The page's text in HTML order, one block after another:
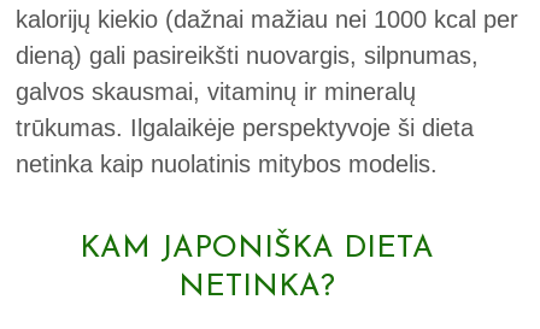
kalorijų kiekio (dažnai mažiau nei 1000 kcal per
dieną) gali pasireikšti nuovargis, silpnumas,
galvos skausmai, vitaminų ir mineralų
trūkumas. Ilgalaikėje perspektyvoje ši dieta
netinka kaip nuolatinis mitybos modelis.
KAM JAPONIŠKA DIETA
NETINKA?